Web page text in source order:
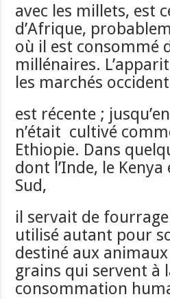
avec les millets, est
d’Afrique,
où il est consommé
millénaires.
les marchés
est récente ;
n’était cultivé
Ethiopie. Dans
dont l’Inde, le Kenya
Sud,
il servait de
utilisé autant pour
destiné aux
grains qui servent à
consommation